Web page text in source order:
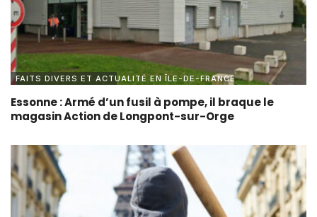
FAITS DIVERS ET ACTUALITÉ EN ÎLE-DE-FRANCE
Essonne : Armé d’un fusil à pompe, il braque le
magasin Action de Longpont-sur-Orge